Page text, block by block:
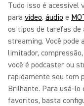
Tudo isso é acessível
para vídeo, áudio e
os tipos de tarefas de
streaming. Você pode
limitador,
você é podcaster ou
rapidamente seu tom
Brilhante. Para usá-lo
favoritos, basta